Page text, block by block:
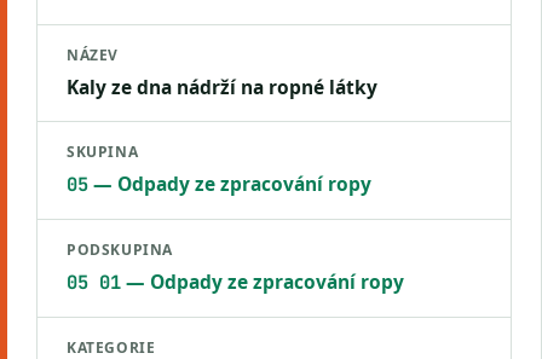
NÁZEV
Kaly ze dna nádrží na ropné látky
SKUPINA
05— Odpady ze zpracování ropy
PODSKUPINA
05 01— Odpady ze zpracování ropy
KATEGORIE